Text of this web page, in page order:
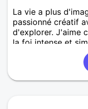
La vie a plus
passionné créatif
d'explorer. J'aime
la foi intense et
idée qui nait, un
curieurse de voir
? Une balade